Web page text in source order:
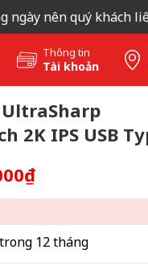
nên quý khách
Thông tin
Tài khoản
2K IPS USB
12 tháng